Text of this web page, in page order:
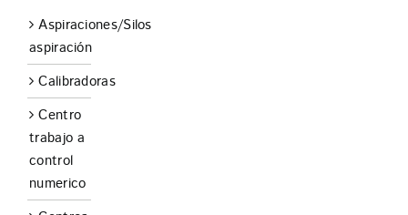
Aspiraciones/Silos
aspiración
Calibradoras
Centro
trabajo a
control
numerico